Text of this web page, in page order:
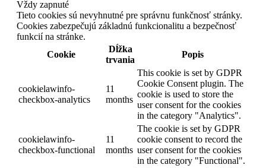
Vždy zapnuté
Tieto cookies sú nevyhnutné pre správnu funkčnosť stránky.
Cookies zabezpečujú základnú funkcionalitu a bezpečnosť
funkcií na stránke.
Cookie
Dĺžka
trvania
Popis
cookielawinfo-
checkbox-analytics
11
months
This cookie is set by GDPR
Cookie Consent plugin. The
cookie is used to store the
user consent for the cookies
in the category "Analytics".
cookielawinfo-
checkbox-functional
11
months
The cookie is set by GDPR
cookie consent to record the
user consent for the cookies
in the category "Functional".